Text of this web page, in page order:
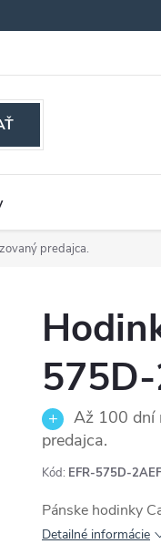
podmienky
predajca.
Až 100 dní
predajca.
Kód: EFR-575D-2AEF
Pánske hodinky
Detailné informácie